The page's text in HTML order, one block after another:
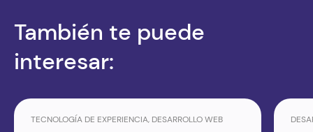
También te puede
interesar:
TECNOLOGÍA DE EXPERIENCIA, DESARROLLO WEB